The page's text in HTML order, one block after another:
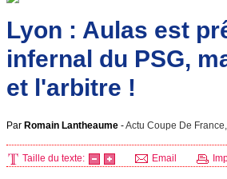
Lyon : Aulas est
infernal du PSG,
et l'arbitre !
Par Romain Lantheaume -Actu Coupe De
Taille du texte: Email